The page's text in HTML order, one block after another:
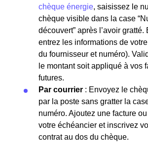
chèque énergie, saisissez le
chèque visible dans la case
découvert” après l’avoir gratté.
entrez les informations de
du fournisseur et numéro).
le montant soit appliqué à vos
futures.
Par courrier : Envoyez le
par la poste sans gratter la
numéro. Ajoutez une facture
votre échéancier et inscrivez
contrat au dos du chèque.